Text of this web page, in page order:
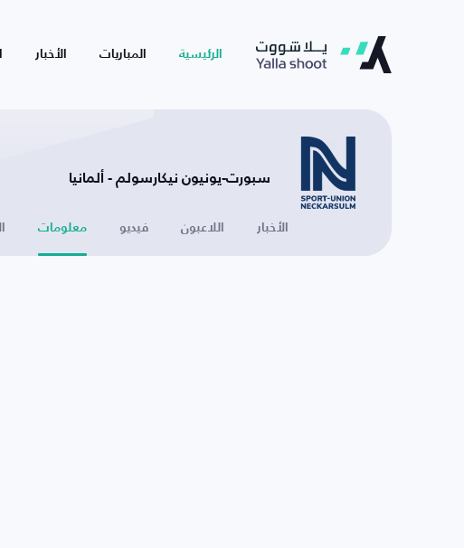
الرئيسية المباريات الأخبار
سبورت-يونيون نيكارسولم - ألمانيا
الأخبار اللاعبون فيديو معلومات